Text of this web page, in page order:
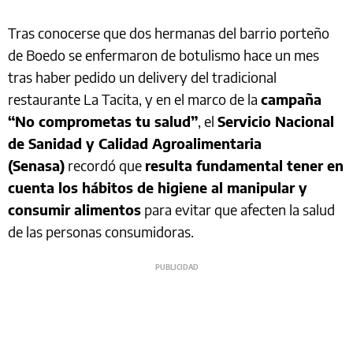
Tras conocerse que dos hermanas del barrio porteño
de Boedo se enfermaron de botulismo hace un mes
tras haber pedido un delivery del tradicional
restaurante La Tacita, y en el marco de la campaña
“No comprometas tu salud”, el Servicio Nacional
de Sanidad y Calidad Agroalimentaria
(Senasa) recordó que resulta fundamental tener en
cuenta los hábitos de higiene al manipular y
consumir alimentos para evitar que afecten la salud
de las personas consumidoras.